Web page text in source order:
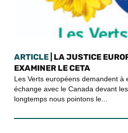
ARTICLE | LA JUSTICE
EXAMINER LE CETA
Les Verts européens demandent à
échange avec le Canada devant
longtemps nous pointons le...